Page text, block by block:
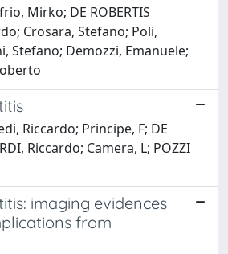
Mirko; DE ROBERTIS
Crosara, Stefano; Poli,
Stefano; Demozzi, Emanuele;
Riccardo; Principe, F; DE
Riccardo; Camera, L; POZZI
imaging evidences
from